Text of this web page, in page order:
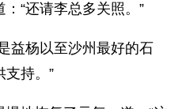
“还请李总多关照。”
杨以至沙州最好的石
支持。”